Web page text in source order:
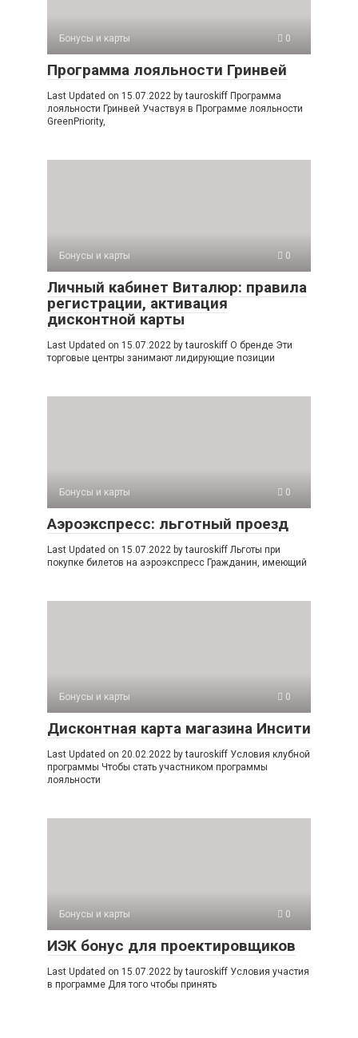
Бонусы и карты 0
Программа лояльности Гринвей
Last Updated on 15.07.2022 by tauroskiff Программа
лояльности Гринвей Участвуя в Программе лояльности
GreenPriority,
Бонусы и карты 0
Личный кабинет Виталюр: правила
регистрации, активация
дисконтной карты
Last Updated on 15.07.2022 by tauroskiff О бренде Эти
торговые центры занимают лидирующие позиции
Бонусы и карты 0
Аэроэкспресс: льготный проезд
Last Updated on 15.07.2022 by tauroskiff Льготы при
покупке билетов на аэроэкспресс Гражданин, имеющий
Бонусы и карты 0
Дисконтная карта магазина Инсити
Last Updated on 20.02.2022 by tauroskiff Условия клубной
программы Чтобы стать участником программы
лояльности
Бонусы и карты 0
ИЭК бонус для проектировщиков
Last Updated on 15.07.2022 by tauroskiff Условия участия
в программе Для того чтобы принять